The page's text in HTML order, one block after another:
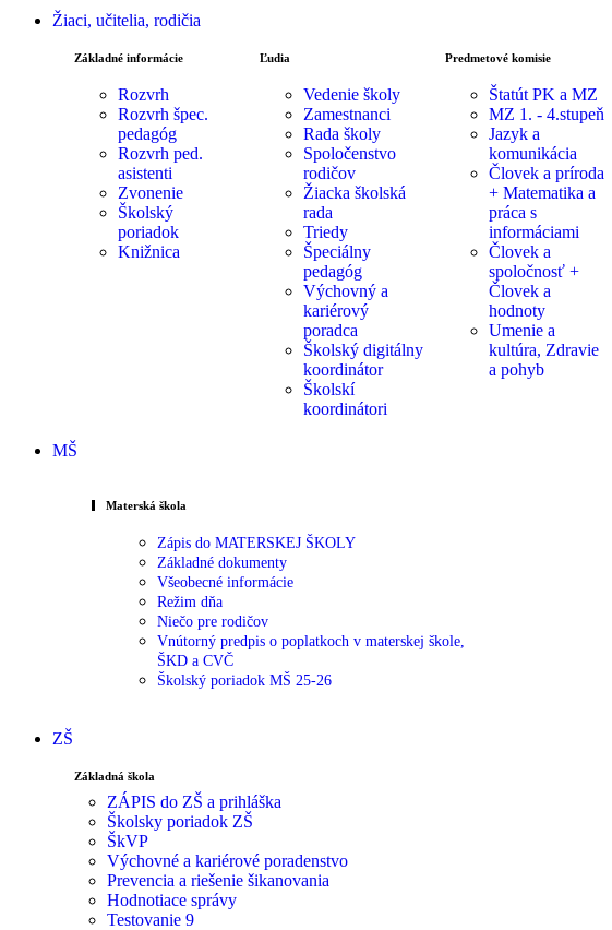
Žiaci, učitelia, rodičia
Základné informácie
Rozvrh
Rozvrh špec.
pedagóg
Rozvrh ped.
asistenti
Zvonenie
Školský
poriadok
Knižnica
Ľudia
Vedenie školy
Zamestnanci
Rada školy
Spoločenstvo
rodičov
Žiacka školská
rada
Triedy
Špeciálny
pedagóg
Výchovný a
kariérový
poradca
Školský digitálny
koordinátor
Školskí
koordinátori
Predmetové komisie
Štatút PK a MZ
MZ 1. - 4.stupeň
Jazyk a
komunikácia
Človek a príroda
+ Matematika a
práca s
informáciami
Človek a
spoločnosť +
Človek a
hodnoty
Umenie a
kultúra, Zdravie
a pohyb
MŠ
Materská škola
Zápis do MATERSKEJ ŠKOLY
Základné dokumenty
Všeobecné informácie
Režim dňa
Niečo pre rodičov
Vnútorný predpis o poplatkoch v materskej škole,
ŠKD a CVČ
Školský poriadok MŠ 25-26
ZŠ
Základná škola
ZÁPIS do ZŠ a prihláška
Školsky poriadok ZŠ
ŠkVP
Výchovné a kariérové poradenstvo
Prevencia a riešenie šikanovania
Hodnotiace správy
Testovanie 9